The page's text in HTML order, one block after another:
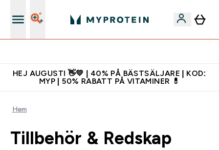
HEJ AUGUSTI 👋💛 | 40% PÅ BÄSTSÄLJARE | KOD:
MYP | 50% RABATT PÅ VITAMINER 💊
Hem
Tillbehör & Redskap